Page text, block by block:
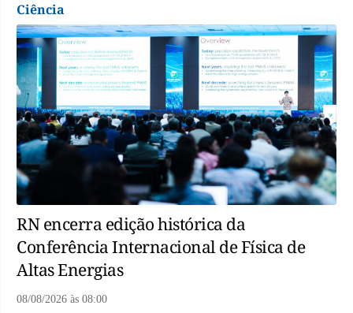
Ciência
RN encerra edição histórica da
Conferência Internacional de Física de
Altas Energias
08/08/2026 às 08:00